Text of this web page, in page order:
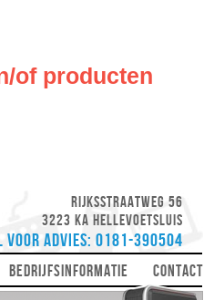
of producten
Rijksstraatweg 56
3223 KA Hellevoetsluis
voor advies: 0181-390504
CONTACT
BEDRIJFSINFORMATIE